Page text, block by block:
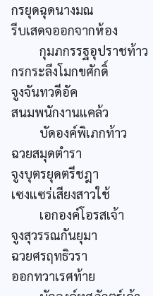
กรยุดฉุดนางมณ
รีบเสดจออกจากห้อง
กุมภกรรฐอุปราชท้าว
กรกระลึงโมกขศักดิ์
จูงจันทวดีอัค
สนมพนักงานแคล้ว
บัดองค์พิเภกท้าว
ฉวยสมุดตำรา
จูงบุตรยุดตรีชฎา
เซงแซร่เสียงสาวใช้
เอกองค์โอรสเจ้า
จูงสุวรรณกันยุมา
ฉวยศรฤทธิวรา
ออกทวาเรศท้าย